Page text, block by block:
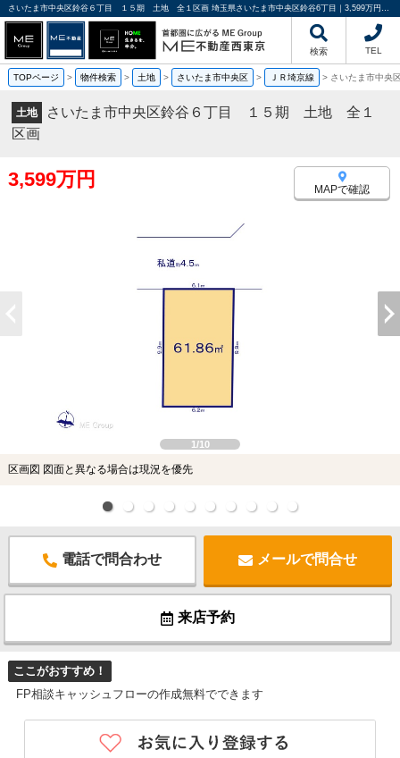
さいたま市中央区鈴谷６丁目 １５期 土地 全１区画 埼玉県さいたま市中央区鈴谷6丁目｜3,599万円の土地｜売地や分譲地情報｜ME不動産西東京
検索 TEL
TOPページ > 物件検索 > 土地 > さいたま市中央区 > ＪＲ埼京線 > さいたま市中
土地
さいたま市中央区鈴谷６丁目 １５期 土地 全１
区画
3,599万円 MAPで確認
1/10
区画図 図面と異なる場合は現況を優先
電話で問合わせ メールで問合せ
来店予約
ここがおすすめ！
FP相談キャッシュフローの作成無料でできます